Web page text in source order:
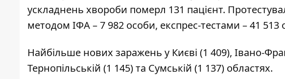
ускладнень хвороби померл 131 пацієнт.
методом ІФА – 7 982 особи, експрес-тестами – 41 513
Найбільше нових заражень у Києві (1 409), Івано-
Тернопільській (1 145) та Сумській (1 137) областях.